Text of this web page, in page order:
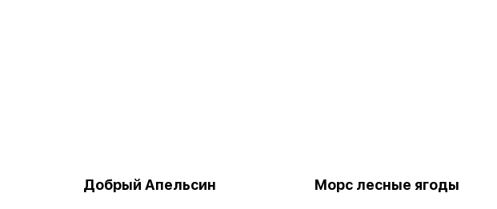
Добрый Апельсин Морс лесные ягоды